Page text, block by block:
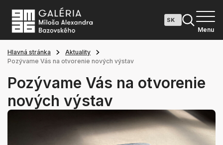
Menu
Hlavná stránka
Aktuality
Pozývame Vás na otvorenie nových výstav
Pozývame Vás na otvorenie
nových výstav